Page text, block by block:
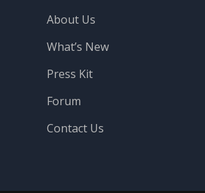
About Us
What’s New
Press Kit
Forum
Contact Us